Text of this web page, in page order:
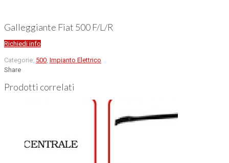
Galleggiante Fiat 500 F/L/R
Richiedi info
Categorie: 500 Impianto Elettrico
Share
Prodotti correlati